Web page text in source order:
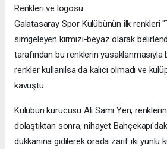
Renkleri ve logosu
Galatasaray Spor Kulübünün ilk renkleri
simgeleyen kırmızı-beyaz olarak
tarafından bu renklerin yasaklanmasıyla
renkler kullanılsa da kalıcı olmadı ve
kavuştu.
Kulübün kurucusu Ali Sami Yen,
dolaştıktan sonra, nihayet
dükkanına gidilerek orada zarif iki yünlü